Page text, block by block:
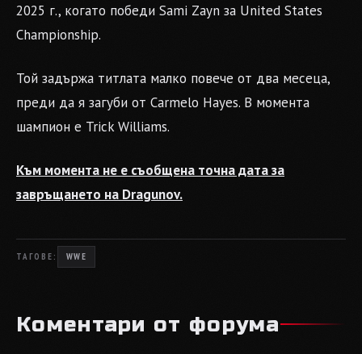
2025 г., когато победи Sami Zayn за United States
Championship.
Той задържа титлата малко повече от два месеца,
преди да я загуби от Carmelo Hayes. В момента
шампион е Trick Williams.
Към момента не е съобщена точна дата за
завръщането на Dragunov.
ТАГОВЕ: WWE
Коментари от форума